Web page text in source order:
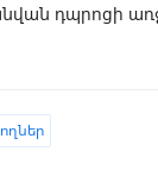
դպրոցի